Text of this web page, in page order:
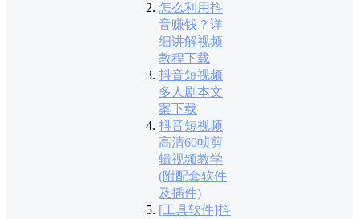
怎么利用抖
音赚钱？详
细讲解视频
教程下载
抖音短视频
多人剧本文
案下载
抖音短视频
高清60帧剪
辑视频教学
(附配套软件
及插件)
[工具软件]抖